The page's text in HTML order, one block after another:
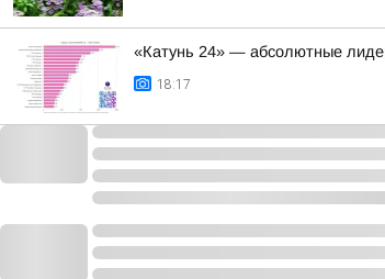
«Катунь 24» — абсолютные
18:17